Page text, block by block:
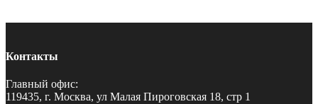
Контакты
Главный офис:
119435, г. Москва, ул Малая Пироговская 18, стр 1